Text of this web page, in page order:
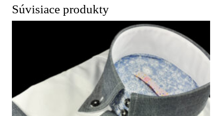
Súvisiace produkty